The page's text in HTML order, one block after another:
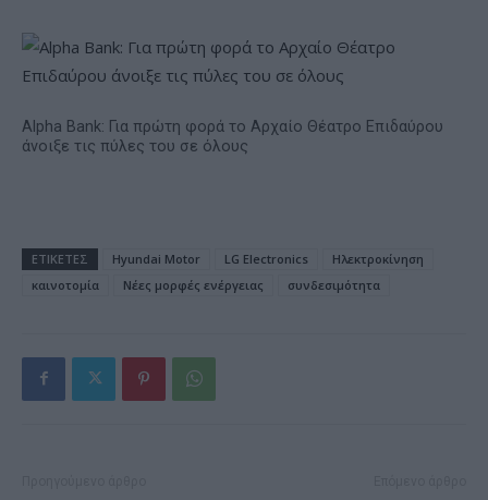
Alpha Bank: Για πρώτη φορά το Αρχαίο Θέατρο Επιδαύρου
άνοιξε τις πύλες του σε όλους
ΕΤΙΚΕΤΕΣ Hyundai Motor LG Electronics
Ηλεκτροκίνηση
καινοτομία
Νέες μορφές ενέργειας συνδεσιμότητα